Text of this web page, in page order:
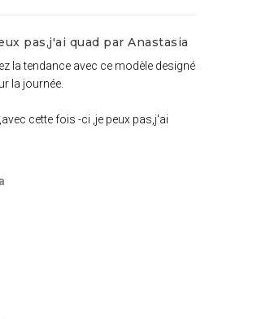
pas,j'ai quad par Anastasia
la tendance avec ce modèle designé
la journée.
cette fois -ci ,je peux pas,j'ai